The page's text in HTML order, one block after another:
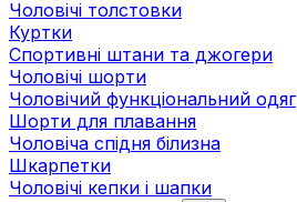
Чоловічі толстовки
Куртки
Спортивні штани та джогери
Чоловічі шорти
Чоловічий функціональний одяг
Шорти для плавання
Чоловіча спідня білизна
Шкарпетки
Чоловічі кепки і шапки